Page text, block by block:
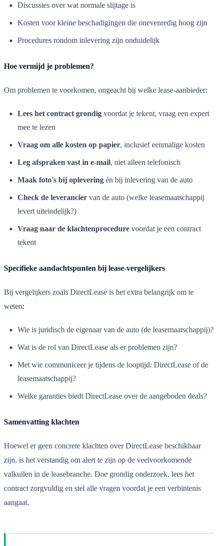
Discussies over wat normale slijtage is
Kosten voor kleine beschadigingen die onevenredig hoog zijn
Procedures rondom inlevering zijn onduidelijk
Hoe vermijd je problemen?
Om problemen te voorkomen, ongeacht bij welke lease-aanbieder:
Lees het contract grondig voordat je tekent, vraag een expert
mee te lezen
Vraag om alle kosten op papier, inclusief eenmalige kosten
Leg afspraken vast in e-mail, niet alleen telefonisch
Maak foto's bij oplevering én bij inlevering van de auto
Check de leverancier van de auto (welke leasemaatschappij
levert uiteindelijk?)
Vraag naar de klachtenprocedure voordat je een contract
tekent
Specifieke aandachtspunten bij lease-vergelijkers
Bij vergelijkers zoals DirectLease is het extra belangrijk om te
weten:
Wie is juridisch de eigenaar van de auto (de leasemaatschappij)?
Wat is de rol van DirectLease als er problemen zijn?
Met wie communiceer je tijdens de looptijd: DirectLease of de
leasemaatschappij?
Welke garanties biedt DirectLease over de aangeboden deals?
Samenvatting klachten
Hoewel er geen concrete klachten over DirectLease beschikbaar
zijn, is het verstandig om alert te zijn op de veelvoorkomende
valkuilen in de leasebranche. Doe grondig onderzoek, lees het
contract zorgvuldig en stel alle vragen voordat je een verbintenis
aangaat.